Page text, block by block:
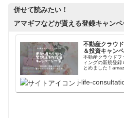
併せて読みたい！
アマギフなどが貰える登録キャンペ
不動産クラウ
＆投資キャン
不動産クラウドフ
ィングの新規登録
とめました！
案件に簡単に投
ルも紹介していま
j-life-